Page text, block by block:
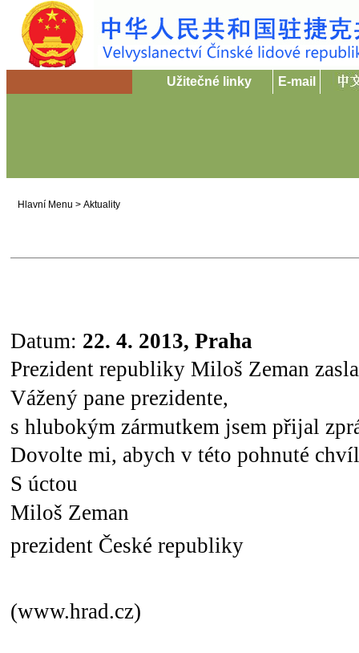
Užitečné linky E-mail
Hlavní Menu > Aktuality
Datum: 22. 4. 2013, Praha
Prezident republiky Miloš Zeman
Vážený pane prezidente,
s hlubokým zármutkem jsem přijal
Dovolte mi, abych v této pohnuté
S úctou
Miloš Zeman
prezident České republiky
(www.hrad.cz)